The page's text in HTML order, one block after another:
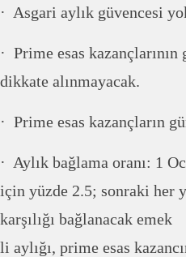
· Asgari aylık güvencesi
· Prime esas
dikkate alınmayacak.
· Prime esas kazançların
· Aylık bağlama oranı: 1
için yüzde 2.5; sonraki her
karşılığı bağlanacak emek
li aylığı, prime esas